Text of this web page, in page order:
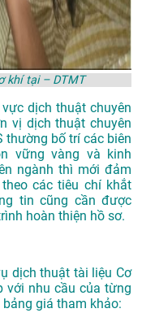
khí tại – DTMT
dịch thuật chuyên
vị dịch thuật chuyên
thường bố trí các biên
vững vàng và kinh
ngành thì mới đảm
các tiêu chí khắt
tin cũng cần được
hoàn thiện hồ sơ.
dịch thuật tài liệu Cơ
với nhu cầu của từng
giá tham khảo: